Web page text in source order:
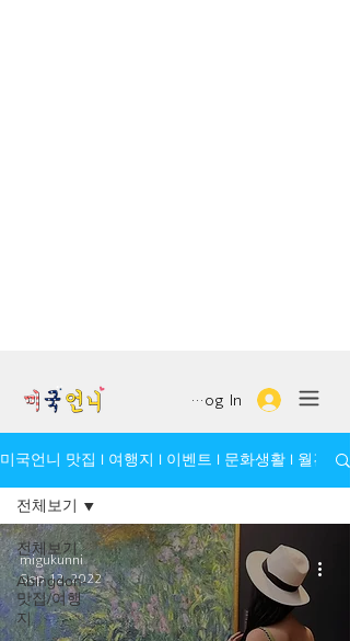
Log In
미국언니 맛집 l 여행지 l 이벤트 l 문화생활 l 월간 모
전체보기
Abingdon-
맛집/여행
지
전체보기
migukunni
Sep 12, 2022